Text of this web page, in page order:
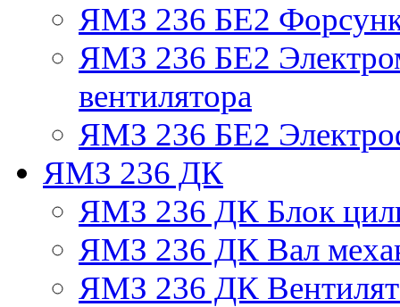
ЯМЗ 236 БЕ2
ЯМЗ 236 БЕ2
вентилятора
ЯМЗ 236 БЕ2
ЯМЗ 236 ДК
ЯМЗ 236 ДК Блок
ЯМЗ 236 ДК Вал
ЯМЗ 236 ДК